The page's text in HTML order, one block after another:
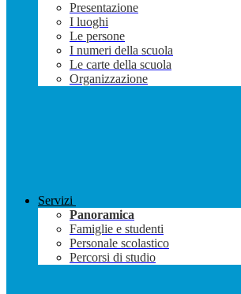
Presentazione
I luoghi
Le persone
I numeri della scuola
Le carte della scuola
Organizzazione
Servizi
Panoramica
Famiglie e studenti
Personale scolastico
Percorsi di studio